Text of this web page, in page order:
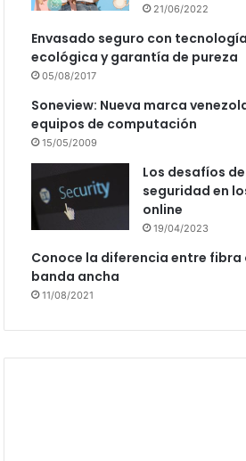
21/06/2022
Envasado seguro con tecnología
ecológica y garantía de pureza
05/08/2017
Soneview: Nueva marca
equipos de computación
15/05/2009
Los desafíos
seguridad en
online
19/04/2023
Conoce la diferencia entre
banda ancha
11/08/2021